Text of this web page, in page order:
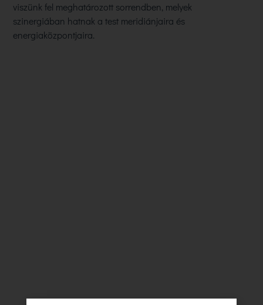
viszünk fel meghatározott sorrendben, melyek
szinergiában hatnak a test meridiánjaira és
energiaközpontjaira.